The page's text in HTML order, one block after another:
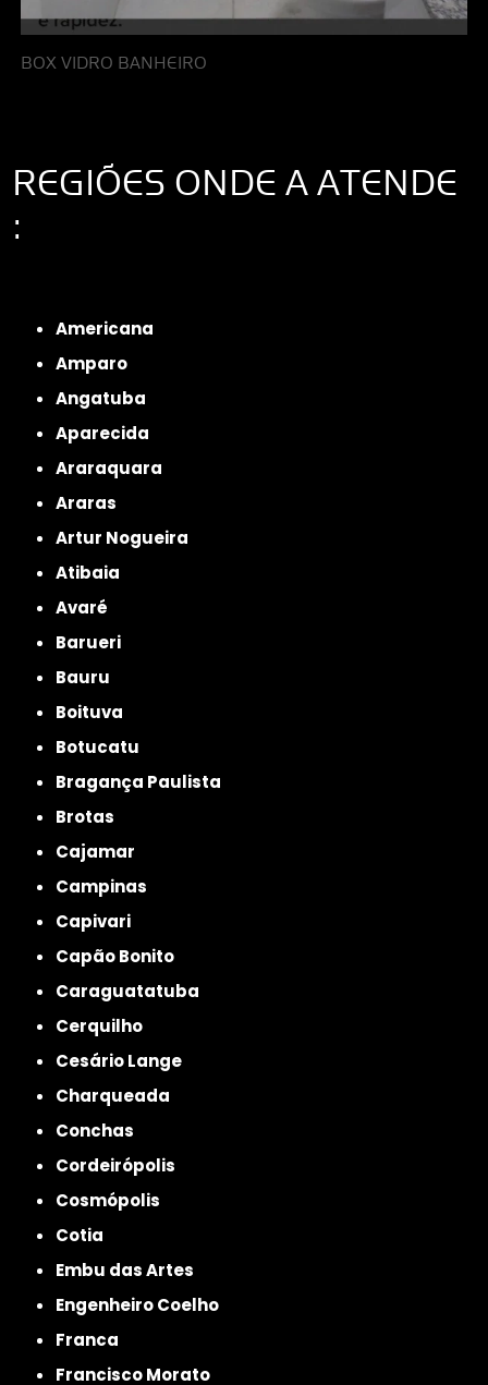
BOX VIDRO BANHEIRO
REGIÕES ONDE A ATENDE
:
Americana
Amparo
Angatuba
Aparecida
Araraquara
Araras
Artur Nogueira
Atibaia
Avaré
Barueri
Bauru
Boituva
Botucatu
Bragança Paulista
Brotas
Cajamar
Campinas
Capivari
Capão Bonito
Caraguatatuba
Cerquilho
Cesário Lange
Charqueada
Conchas
Cordeirópolis
Cosmópolis
Cotia
Embu das Artes
Engenheiro Coelho
Franca
Francisco Morato